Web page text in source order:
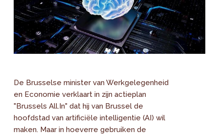
De Brusselse minister van Werkgelegenheid
en Economie verklaart in zijn actieplan
"Brussels All.In" dat hij van Brussel de
hoofdstad van artificiële intelligentie (AI) wil
maken. Maar in hoeverre gebruiken de